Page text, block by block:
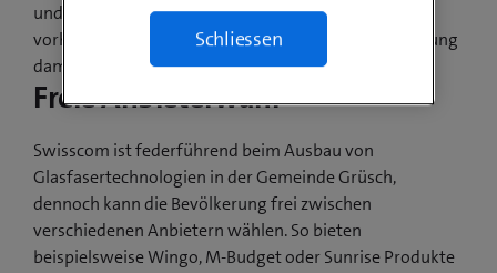
und ausbaufähig. Steigt der Bedarf, kann die bereits
vorhandene Glasfaser rasch ausgebaut und die Leistung
damit gesteigert werden.
Freie Anbieterwahl
Swisscom ist federführend beim Ausbau von
Glasfasertechnologien in der Gemeinde Grüsch,
dennoch kann die Bevölkerung frei zwischen
verschiedenen Anbietern wählen. So bieten
beispielsweise Wingo, M-Budget oder Sunrise Produkte
Schliessen